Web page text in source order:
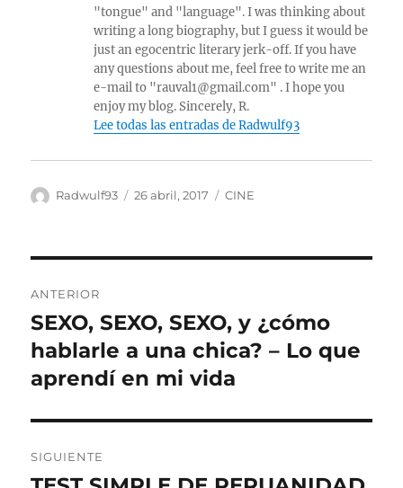
"tongue" and "language". I was thinking about
writing a long biography, but I guess it would be
just an egocentric literary jerk-off. If you have
any questions about me, feel free to write me an
e-mail to "rauval1@gmail.com" . I hope you
enjoy my blog. Sincerely, R.
Lee todas las entradas de Radwulf93
Autor
Radwulf93
Publicado
26 abril, 2017 Categorías
CINE
de
entradas
ANTERIOR
Entrada
anterior:
SEXO, SEXO, SEXO, y ¿cómo
hablarle a una chica? – Lo que
aprendí en mi vida
SIGUIENTE
Entrada